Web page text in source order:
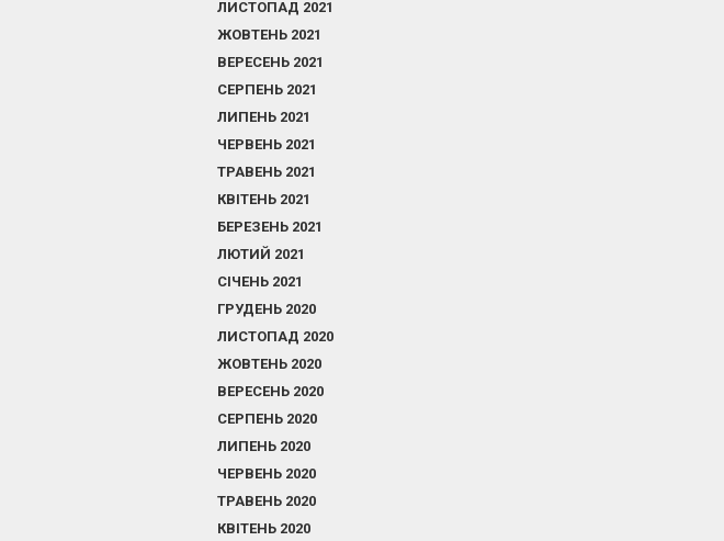
ЛИСТОПАД 2021
ЖОВТЕНЬ 2021
ВЕРЕСЕНЬ 2021
СЕРПЕНЬ 2021
ЛИПЕНЬ 2021
ЧЕРВЕНЬ 2021
ТРАВЕНЬ 2021
КВІТЕНЬ 2021
БЕРЕЗЕНЬ 2021
ЛЮТИЙ 2021
СІЧЕНЬ 2021
ГРУДЕНЬ 2020
ЛИСТОПАД 2020
ЖОВТЕНЬ 2020
ВЕРЕСЕНЬ 2020
СЕРПЕНЬ 2020
ЛИПЕНЬ 2020
ЧЕРВЕНЬ 2020
ТРАВЕНЬ 2020
КВІТЕНЬ 2020